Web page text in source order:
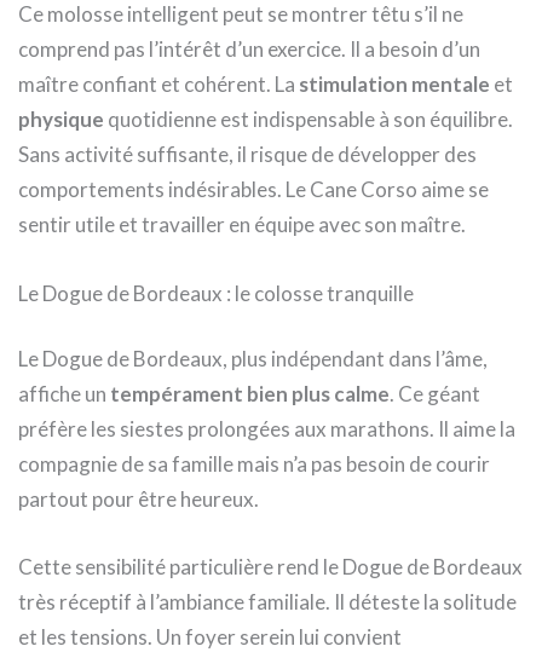
Ce molosse intelligent peut se montrer têtu s’il ne
comprend pas l’intérêt d’un exercice. Il a besoin d’un
maître confiant et cohérent. La stimulation mentale et
physique quotidienne est indispensable à son équilibre.
Sans activité suffisante, il risque de développer des
comportements indésirables. Le Cane Corso aime se
sentir utile et travailler en équipe avec son maître.
Le Dogue de Bordeaux : le colosse tranquille
Le Dogue de Bordeaux, plus indépendant dans l’âme,
affiche un tempérament bien plus calme. Ce géant
préfère les siestes prolongées aux marathons. Il aime la
compagnie de sa famille mais n’a pas besoin de courir
partout pour être heureux.
Cette sensibilité particulière rend le Dogue de Bordeaux
très réceptif à l’ambiance familiale. Il déteste la solitude
et les tensions. Un foyer serein lui convient